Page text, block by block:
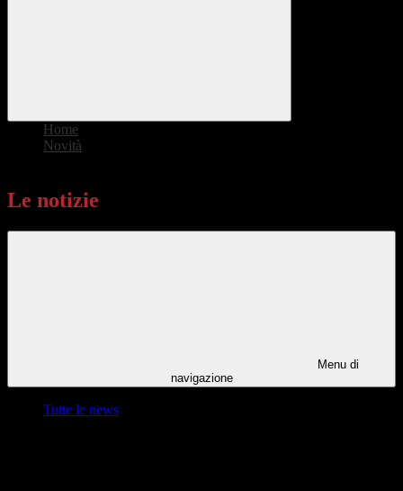
Home
Novità
Le notizie
Menu di
navigazione
Tutte le news